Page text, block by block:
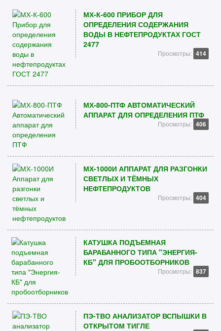
МХ-К-600 ПРИБОР ДЛЯ
ОПРЕДЕЛЕНИЯ СОДЕРЖАНИЯ
ВОДЫ В НЕФТЕПРОДУКТАХ ГОСТ
2477
Просмотры: 414
МХ-800-ПТФ АВТОМАТИЧЕСКИЙ
АППАРАТ ДЛЯ ОПРЕДЕЛЕНИЯ ПТФ
Просмотры: 406
МХ-1000И АППАРАТ ДЛЯ РАЗГОНКИ
СВЕТЛЫХ И ТЁМНЫХ
НЕФТЕПРОДУКТОВ
Просмотры: 404
КАТУШКА ПОДЪЕМНАЯ
БАРАБАННОГО ТИПА "ЭНЕРГИЯ-
КБ" ДЛЯ ПРОБООТБОРНИКОВ
Просмотры: 837
ПЭ-ТВО АНАЛИЗАТОР ВСПЫШКИ В
ОТКРЫТОМ ТИГЛЕ